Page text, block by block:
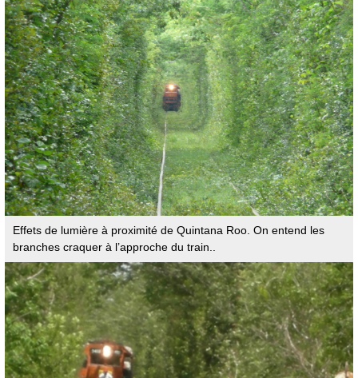
Effets de lumière à proximité de Quintana Roo. On entend les
branches craquer à l’approche du train..